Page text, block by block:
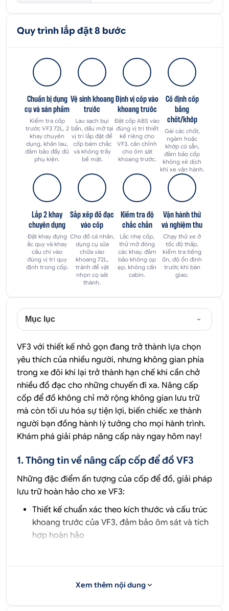
Quy trình lắp đặt 8 bước
Chuẩn bị dụng
cụ và sản phẩm
Kiểm tra cốp
trước VF3 72L, 2
khay chuyên
dụng, khăn lau,
đảm bảo đầy đủ
phụ kiện.
Vệ sinh khoang
trước
Lau sạch bụi
bẩn, dầu mỡ tại
vị trí lắp đặt để
cốp bám chắc
và không trầy
bề mặt.
Định vị cốp vào
khoang trước
Đặt cốp ABS vào
đúng vị trí thiết
kế riêng cho
VF3, căn chỉnh
cho ôm sát
khoang trước.
Cố định cốp
bằng
chốt/khớp
Gài các chốt,
ngàm hoặc
khớp có sẵn,
đảm bảo cốp
không xê dịch
khi xe vận hành.
Lắp 2 khay
chuyên dụng
Đặt khay đựng
ắc quy và khay
cầu chì vào
đúng vị trí quy
định trong cốp.
Sắp xếp đồ đạc
vào cốp
Cho đồ cá nhân,
dụng cụ sửa
chữa vào
khoang 72L,
tránh để vật
nhọn cọ sát
thành.
Kiểm tra độ
chắc chắn
Lắc nhẹ cốp,
thử mở đóng
các khay, đảm
bảo không ọp
ẹp, không cấn
cabin.
Vận hành thử
và nghiệm thu
Chạy thử xe ở
tốc độ thấp,
kiểm tra tiếng
ồn, độ ổn định
trước khi bàn
giao.
Mục lục
VF3 với thiết kế nhỏ gọn đang trở thành lựa chọn
yêu thích của nhiều người, nhưng không gian phía
trong xe đôi khi lại trở thành hạn chế khi cần chở
nhiều đồ đạc cho những chuyến đi xa. Nâng cấp
cốp để đồ không chỉ mở rộng không gian lưu trữ
mà còn tối ưu hóa sự tiện lợi, biến chiếc xe thành
người bạn đồng hành lý tưởng cho mọi hành trình.
Khám phá giải pháp nâng cấp này ngay hôm nay!
1. Thông tin về nâng cấp cốp để đồ VF3
Những đặc điểm ấn tượng của cốp để đồ, giải pháp
lưu trữ hoàn hảo cho xe VF3:
Thiết kế chuẩn xác theo kích thước và cấu trúc
khoang trước của VF3, đảm bảo ôm sát và tích
hợp hoàn hảo
Sản phẩm đi kèm 2 khay chuyên dụng để lưu trữ
Xem thêm nội dung